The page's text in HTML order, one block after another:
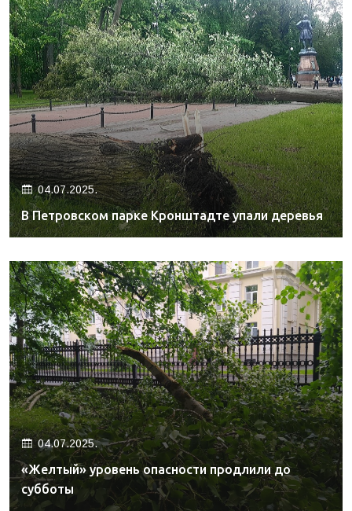
04.07.2025.
В Петровском парке Кронштадте упали деревья
04.07.2025.
«Желтый» уровень опасности продлили до
субботы